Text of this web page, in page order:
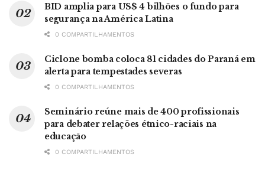
BID amplia para US$ 4 bilhões o fundo para
segurança na América Latina
0 COMPARTILHAMENTOS
Ciclone bomba coloca 81 cidades do Paraná em
alerta para tempestades severas
0 COMPARTILHAMENTOS
Seminário reúne mais de 400 profissionais
para debater relações étnico-raciais na
educação
0 COMPARTILHAMENTOS